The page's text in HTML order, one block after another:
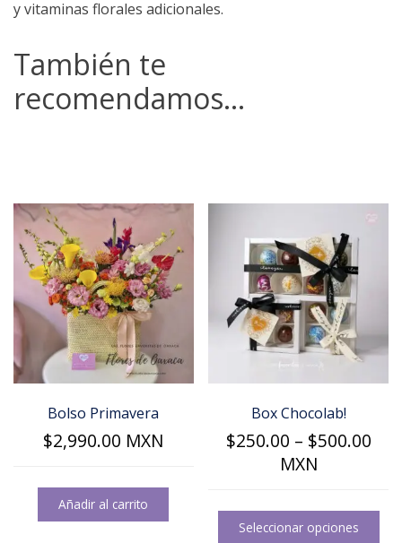
y vitaminas florales adicionales.
También te
recomendamos…
Bolso Primavera
$2,990.00 MXN
Añadir al carrito
Box Chocolab!
$250.00 – $500.00
MXN
Seleccionar opciones